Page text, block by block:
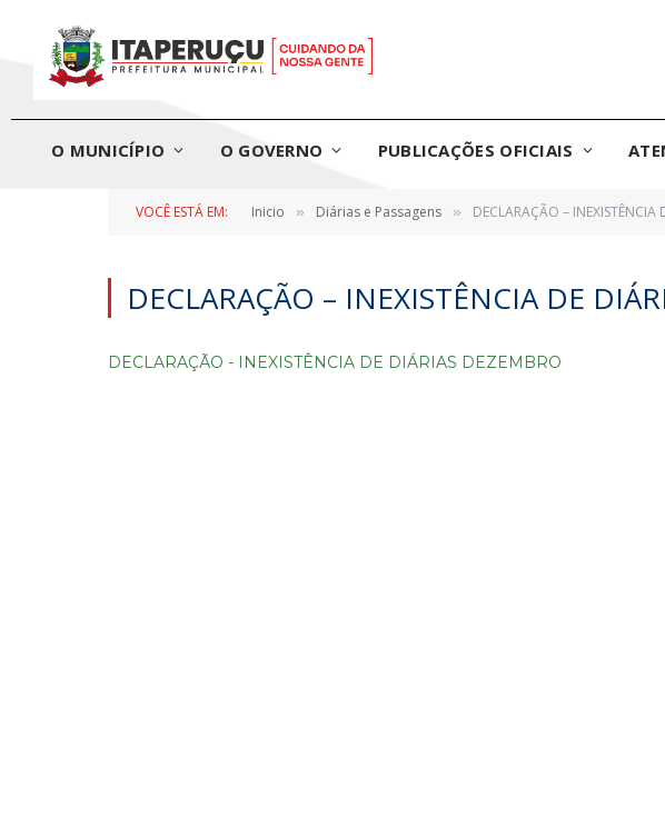
O MUNICÍPIO O GOVERNO PUBLICAÇÕES OFICIAIS
VOCÊ ESTÁ EM: Inicio » Diárias e Passagens » DECLARAÇÃO – INEXISTÊNCIA
DECLARAÇÃO – INEXISTÊNCIA DE
DECLARAÇÃO - INEXISTÊNCIA DE DIÁRIAS DEZEMBRO